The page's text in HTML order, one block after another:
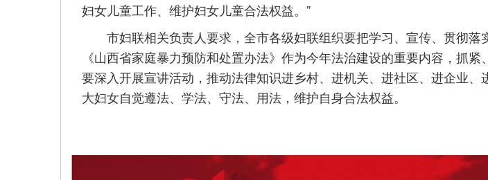
妇女儿童工作、维护妇女儿童合法权益。”
市妇联相关负责人要求，全市各级妇联组织要把学习、宣传、贯彻落
《山西省家庭暴力预防和处置办法》作为今年法治建设的重要内容，抓紧
要深入开展宣讲活动，推动法律知识进乡村、进机关、进社区、进企业、
大妇女自觉遵法、学法、守法、用法，维护自身合法权益。